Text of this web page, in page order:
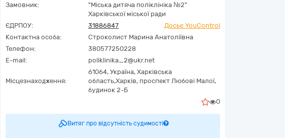
Замовник:
"Міська дитяча поліклініка №2"
Харківської міської ради
ЄДРПОУ:
31886847
Досьє YouControl
Контактна особа:
Строколист Марина Анатоліївна
Телефон:
380577250228
E-mail:
poliklinika_2@ukr.net
Місцезнаходження:
61064, Україна, Харківська
область,Харків, проспект Любові Малої,
будинок 2-Б
0
Витяг про відсутність судимості